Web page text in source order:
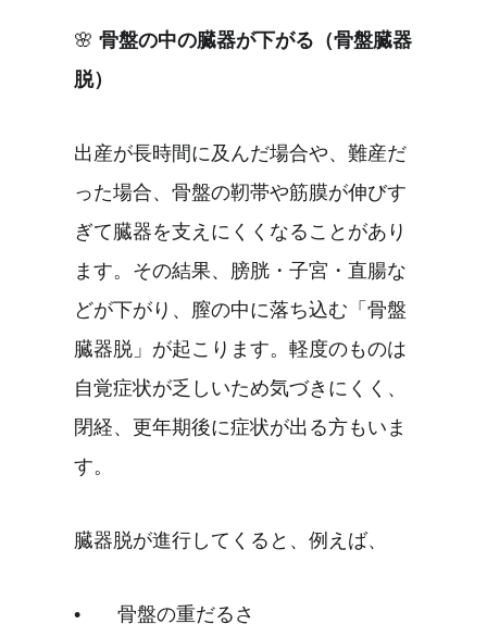
🌸 骨盤の中の臓器が下がる（骨盤臓器
脱）
出産が長時間に及んだ場合や、難産だ
った場合、骨盤の靭帯や筋膜が伸びす
ぎて臓器を支えにくくなることがあり
ます。その結果、膀胱・子宮・直腸な
どが下がり、膣の中に落ち込む「骨盤
臓器脱」が起こります。軽度のものは
自覚症状が乏しいため気づきにくく、
閉経、更年期後に症状が出る方もいま
す。
臓器脱が進行してくると、例えば、
•	骨盤の重だるさ